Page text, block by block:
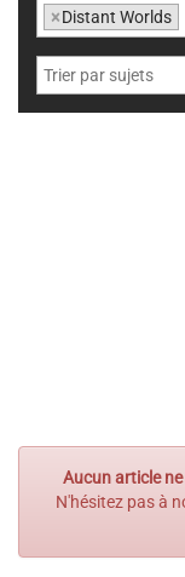
Aucun article
N'hésitez pas à
×Distant Worlds